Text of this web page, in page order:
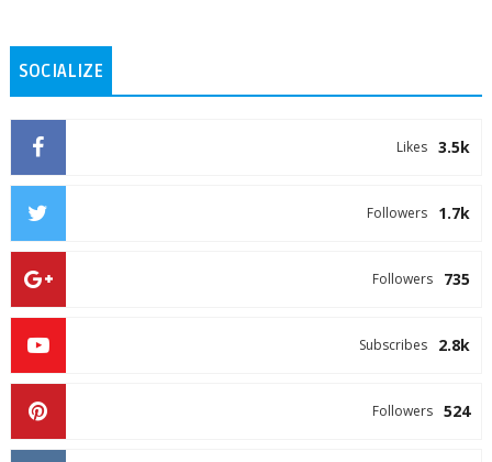
SOCIALIZE
3.5k
Likes
1.7k
Followers
735
Followers
2.8k
Subscribes
524
Followers